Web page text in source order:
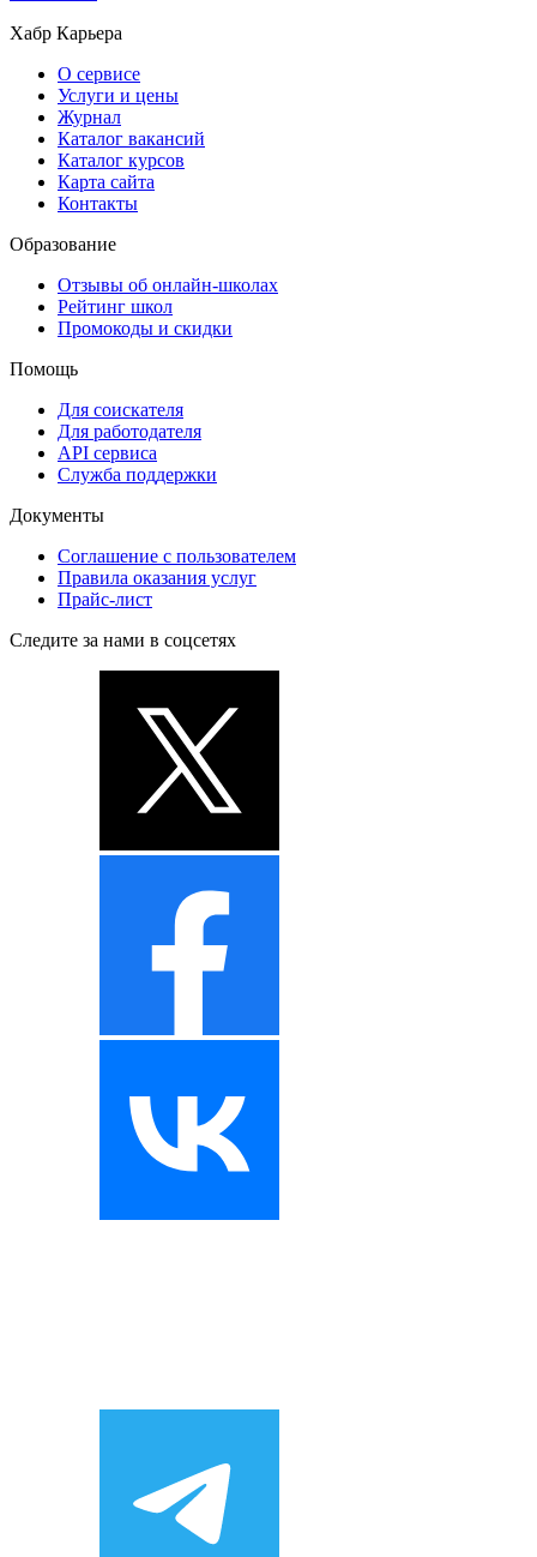
Хабр Карьера
О сервисе
Услуги и цены
Журнал
Каталог вакансий
Каталог курсов
Карта сайта
Контакты
Образование
Отзывы об онлайн-школах
Рейтинг школ
Промокоды и скидки
Помощь
Для соискателя
Для работодателя
API сервиса
Служба поддержки
Документы
Соглашение с пользователем
Правила оказания услуг
Прайс-лист
Следите за нами в соцсетях